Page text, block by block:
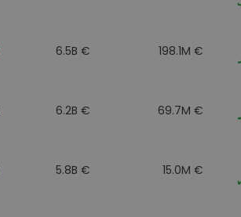
6.5B € 198.1M €
6.2B € 69.7M €
5.8B € 15.0M €